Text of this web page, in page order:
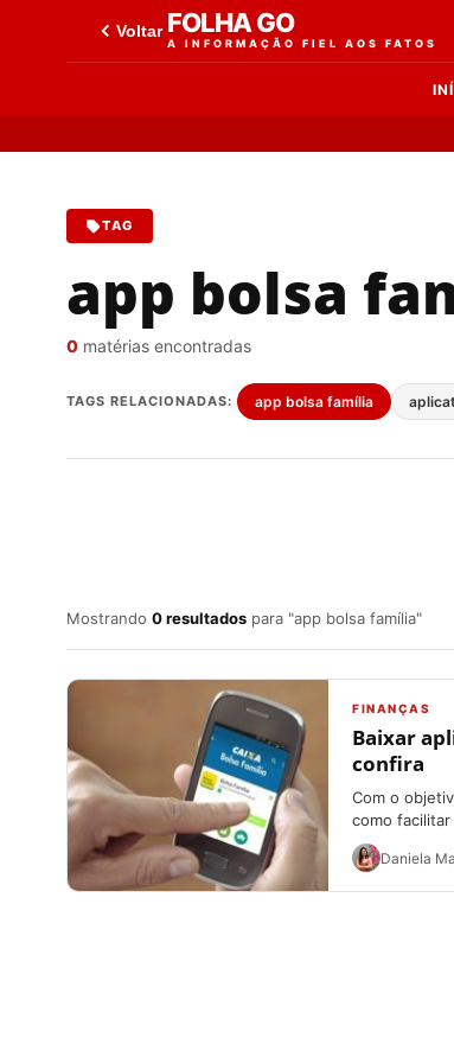
Voltar FOLHA GO
A INFORMAÇÃO FIEL AOS FATOS
TAG
app bolsa
0 matérias encontradas
TAGS RELACIONADAS: app bolsa família
Mostrando 0 resultados para "app bolsa família"
FINANÇAS
Baixar
confira
Com o
como
Daniela